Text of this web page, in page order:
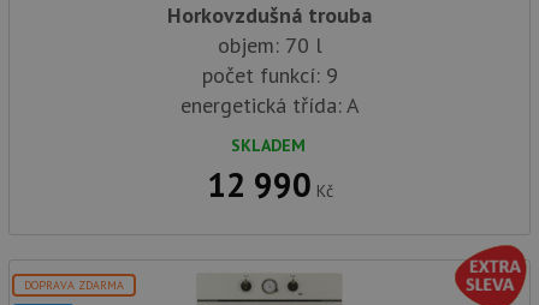
Horkovzdušná trouba
objem: 70 l
počet funkcí: 9
energetická třída: A
SKLADEM
12 990 Kč
DOPRAVA ZDARMA